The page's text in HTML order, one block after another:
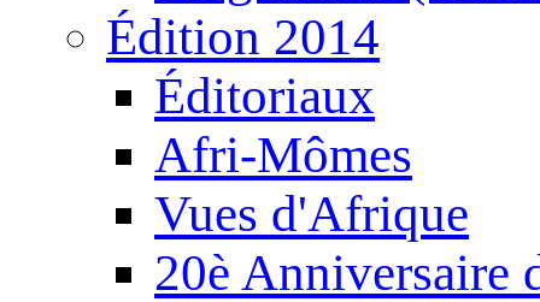
Édition 2014
Éditoriaux
Afri-Mômes
Vues d'Afrique
20è Anniversaire